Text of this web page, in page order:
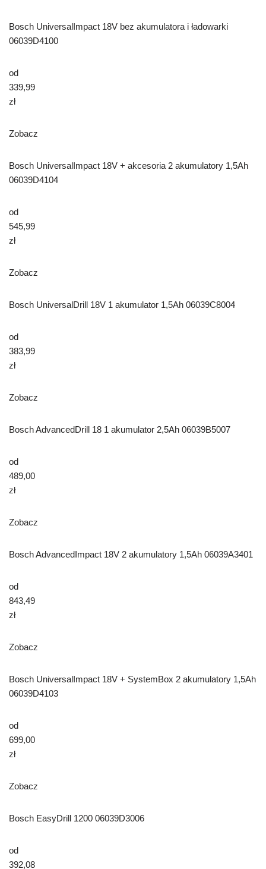
Bosch UniversalImpact 18V bez akumulatora i ładowarki
06039D4100
od
339,99
zł
Zobacz
Bosch UniversalImpact 18V + akcesoria 2 akumulatory 1,5Ah
06039D4104
od
545,99
zł
Zobacz
Bosch UniversalDrill 18V 1 akumulator 1,5Ah 06039C8004
od
383,99
zł
Zobacz
Bosch AdvancedDrill 18 1 akumulator 2,5Ah 06039B5007
od
489,00
zł
Zobacz
Bosch AdvancedImpact 18V 2 akumulatory 1,5Ah 06039A3401
od
843,49
zł
Zobacz
Bosch UniversalImpact 18V + SystemBox 2 akumulatory 1,5Ah
06039D4103
od
699,00
zł
Zobacz
Bosch EasyDrill 1200 06039D3006
od
392,08